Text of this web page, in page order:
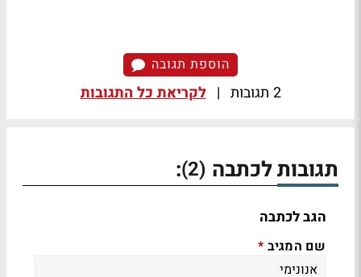
הוספת תגובה
2 תגובות | לקריאת כל התגובות
תגובות לכתבה (2)
:
הגב לכתבה
שם המגיב *